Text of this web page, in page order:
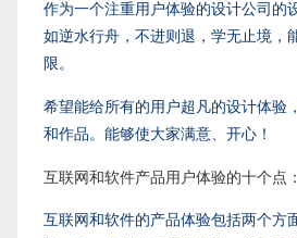
作为一个注重用户体验的设计公司的
如逆水行舟，不进则退，学无止境，
限。
希望能给所有的用户超凡的设计体验
和作品。能够使大家满意、开心！
互联网和软件产品用户体验的十个点：
互联网和软件的产品体验包括两个方